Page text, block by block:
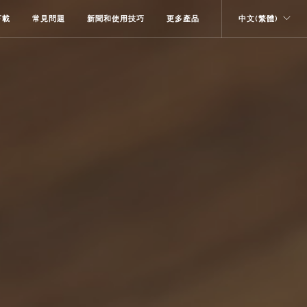
載 常見問題 新聞和使用技巧 更多產品 中文(繁體)